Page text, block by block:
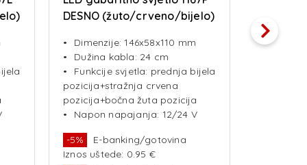
DESNO (žuto/crveno/bijelo)
Dimenzije: 146x58x110 mm
Dužina kabla: 24 cm
Funkcije svjetla: prednja bijela
pozicija+stražnja crvena
pozicija+bočna žuta pozicija
Napon napajanja: 12/24 V
-5%
E-banking/gotovina
Iznos uštede: 0.95 €